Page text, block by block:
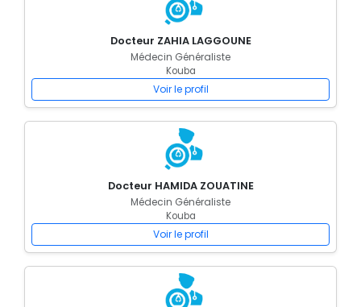
Docteur ZAHIA LAGGOUNE
Médecin Généraliste
Kouba
Voir le profil
Docteur HAMIDA ZOUATINE
Médecin Généraliste
Kouba
Voir le profil